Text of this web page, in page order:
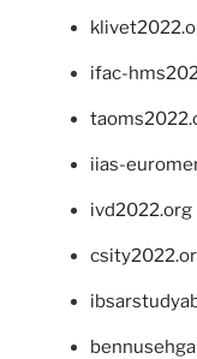
ifac-
iias-
ivd2022.org